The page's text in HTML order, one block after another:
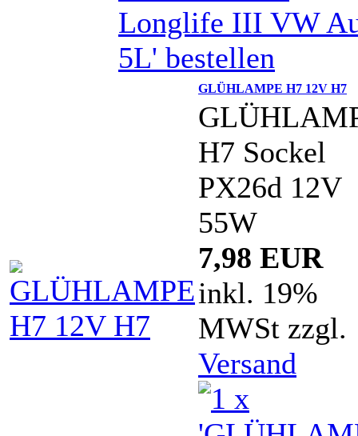
GLÜHLAMPE H7 12V H7
H7 Sockel
PX26d 12V
55W
7,98 EUR
inkl. 19%
MWSt zzgl.
Versand